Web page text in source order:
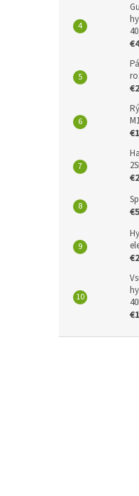
€4